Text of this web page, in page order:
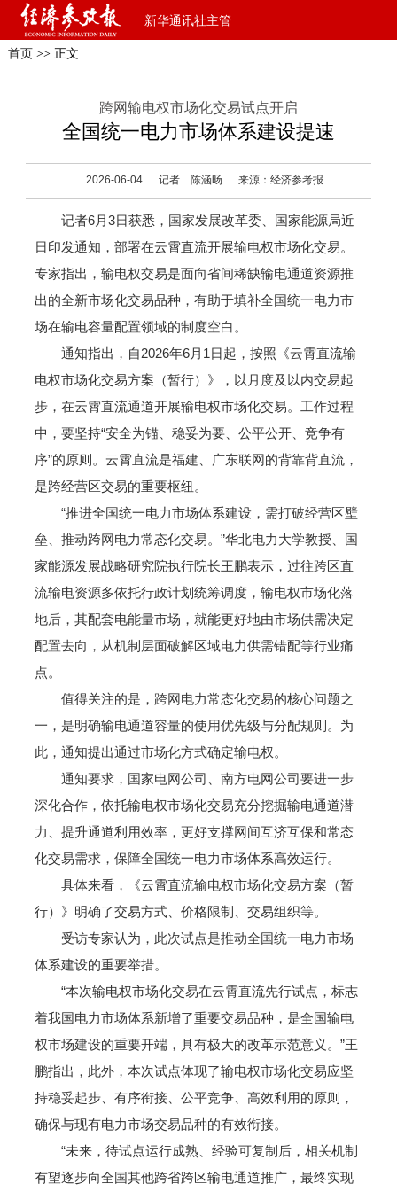
新华通讯社主管
首页 >> 正文
跨网输电权市场化交易试点开启
全国统一电力市场体系建设提速
2026-06-04 记者 陈涵旸 来源：经济参考报
记者6月3日获悉，国家发展改革委、国家能源局近
日印发通知，部署在云霄直流开展输电权市场化交易。
专家指出，输电权交易是面向省间稀缺输电通道资源推
出的全新市场化交易品种，有助于填补全国统一电力市
场在输电容量配置领域的制度空白。
通知指出，自2026年6月1日起，按照《云霄直流输
电权市场化交易方案（暂行）》，以月度及以内交易起
步，在云霄直流通道开展输电权市场化交易。工作过程
中，要坚持“安全为锚、稳妥为要、公平公开、竞争有
序”的原则。云霄直流是福建、广东联网的背靠背直流，
是跨经营区交易的重要枢纽。
“推进全国统一电力市场体系建设，需打破经营区壁
垒、推动跨网电力常态化交易。”华北电力大学教授、国
家能源发展战略研究院执行院长王鹏表示，过往跨区直
流输电资源多依托行政计划统筹调度，输电权市场化落
地后，其配套电能量市场，就能更好地由市场供需决定
配置去向，从机制层面破解区域电力供需错配等行业痛
点。
值得关注的是，跨网电力常态化交易的核心问题之
一，是明确输电通道容量的使用优先级与分配规则。为
此，通知提出通过市场化方式确定输电权。
通知要求，国家电网公司、南方电网公司要进一步
深化合作，依托输电权市场化交易充分挖掘输电通道潜
力、提升通道利用效率，更好支撑网间互济互保和常态
化交易需求，保障全国统一电力市场体系高效运行。
具体来看，《云霄直流输电权市场化交易方案（暂
行）》明确了交易方式、价格限制、交易组织等。
受访专家认为，此次试点是推动全国统一电力市场
体系建设的重要举措。
“本次输电权市场化交易在云霄直流先行试点，标志
着我国电力市场体系新增了重要交易品种，是全国输电
权市场建设的重要开端，具有极大的改革示范意义。”王
鹏指出，此外，本次试点体现了输电权市场化交易应坚
持稳妥起步、有序衔接、公平竞争、高效利用的原则，
确保与现有电力市场交易品种的有效衔接。
“未来，待试点运行成熟、经验可复制后，相关机制
有望逐步向全国其他跨省跨区输电通道推广，最终实现